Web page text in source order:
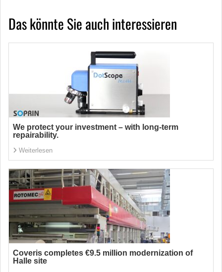
Das könnte Sie auch interessieren
We protect your investment – with long-term
repairability.
Weiterlesen
Coveris completes €9.5 million modernization of
Halle site